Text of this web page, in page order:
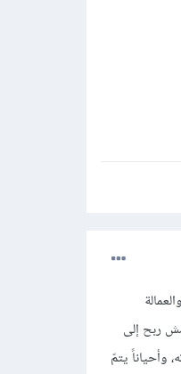
ربح إلى
المشروع ذاته، وأحياناً يتمّ